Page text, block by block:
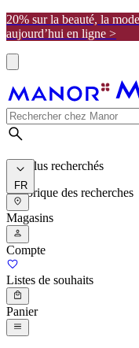
20% sur la beauté, la
aujourd’hui en ligne >
Les plus recherchés
Historique des recherches
FR
Magasins
Compte
Listes de souhaits
Panier